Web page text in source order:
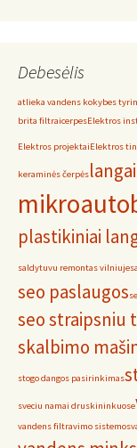
Debesėlis
atlieka vandens kokybes
brita filtraicerpesElektros
Elektros projektaiElektros
keraminės čerpėslangai
plastikiniai
saldytuvu remontas vilniuje
seo paslaugos
seo straipsniu
skalbimo
stogo dangos pasirinkimas
sveciu namai druskininkuose
vandens filtravimo sistemos